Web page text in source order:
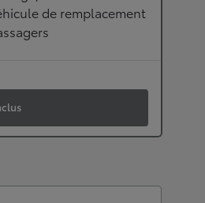
de remplacement